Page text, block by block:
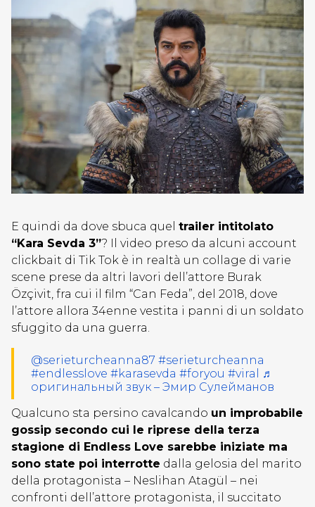
E quindi da dove sbuca quel trailer intitolato
“Kara Sevda 3”? Il video preso da alcuni account
clickbait di Tik Tok è in realtà un collage di varie
scene prese da altri lavori dell’attore Burak
Özçivit, fra cui il film “Can Feda”, del 2018, dove
l’attore allora 34enne vestita i panni di un soldato
sfuggito da una guerra.
@serieturcheanna87 #serieturcheanna
#endlesslove #karasevda #foryou #viral
♬
оригинальный звук – Эмир Сулейманов
Qualcuno sta persino cavalcando un improbabile
gossip secondo cui le riprese della terza
stagione di Endless Love sarebbe iniziate ma
sono state poi interrotte dalla gelosia del marito
della protagonista – Neslihan Atagül – nei
confronti dell’attore protagonista, il succitato